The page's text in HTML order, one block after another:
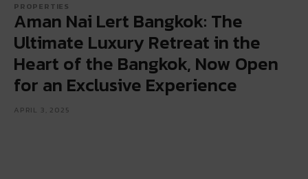
PROPERTIES
Aman Nai Lert Bangkok: The
Ultimate Luxury Retreat in the
Heart of the Bangkok, Now Open
for an Exclusive Experience
APRIL 3, 2025